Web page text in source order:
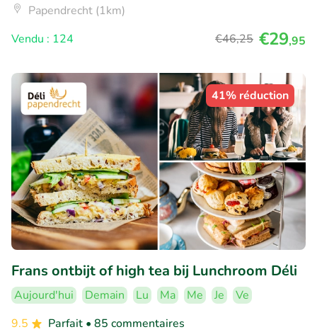
Papendrecht (1km)
Vendu : 124
€46,25 €29,95
41% réduction
Frans ontbijt of high tea bij Lunchroom Déli
Aujourd'hui Demain Lu Ma Me Je
Ve
9.5
Parfait • 85 commentaires